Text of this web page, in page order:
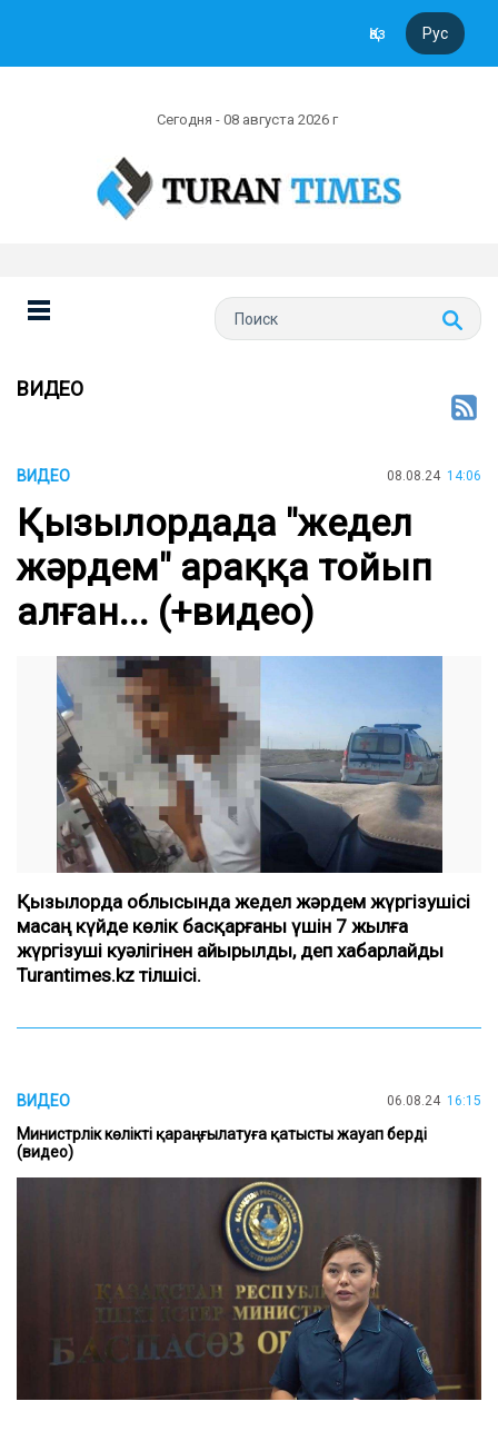
Қаз Рус
Сегодня - 08 августа 2026 г
ВИДЕО
ВИДЕО 08.08.24 14:06
Қызылордада "жедел
жәрдем" араққа тойып
алған... (+видео)
Қызылорда облысында жедел жәрдем жүргізушісі
масаң күйде көлік басқарғаны үшін 7 жылға
жүргізуші куәлігінен айырылды, деп хабарлайды
Turantimes.kz тілшісі.
ВИДЕО 06.08.24 16:15
Министрлік көлікті қараңғылатуға қатысты жауап берді
(видео)